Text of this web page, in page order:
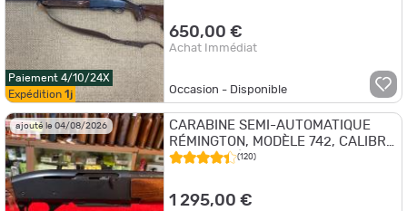
Paiement 4/10/24X
Expédition 1j
650,00 €
Achat Immédiat
Occasion - Disponible
ajouté le 04/08/2026
CARABINE SEMI-AUTOMATIQUE
RÉMINGTON, MODÈLE 742, CALIBRE
280 REM, ÉTAT NEUF, JAMAIS
(120)
1 295,00 €